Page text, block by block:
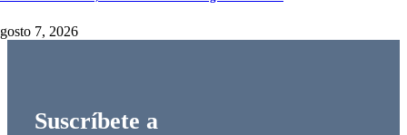
7, 2026
Suscríbete a